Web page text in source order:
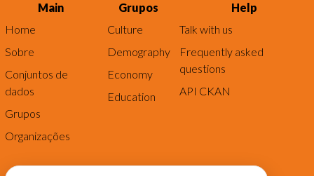
Main
Home
Sobre
Conjuntos de
dados
Grupos
Organizações
Grupos
Culture
Demography
Economy
Education
Help
Talk with us
Frequently asked
questions
API CKAN